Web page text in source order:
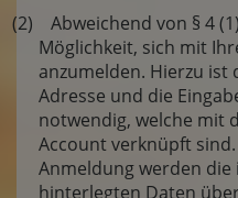
(2) Abweichend von § 4
Möglichkeit, sich mit
anzumelden. Hierzu ist
Adresse und die
notwendig, welche mit
Account verknüpft
Anmeldung werden die
hinterlegten Daten